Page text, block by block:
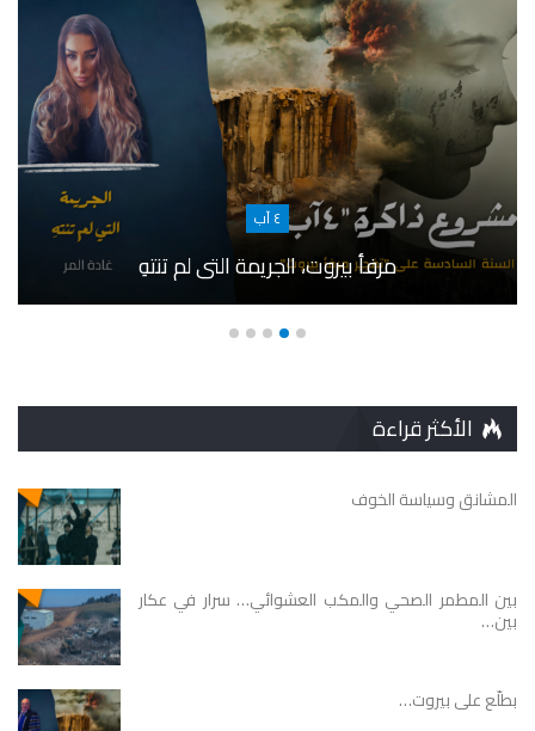
٤ آب
مرفأ بيروت، الجريمة التي لم تنتهِ
الأكثر قراءة
المشانق وسياسة الخوف
بين المطمر الصحي والمكب العشوائي… سرار في عكار
بين…
بطلّع على بيروت…